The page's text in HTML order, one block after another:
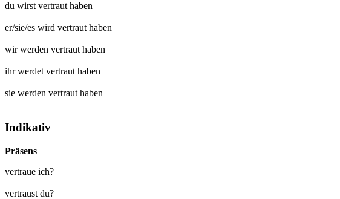
du wirst vertraut haben
er/sie/es wird vertraut haben
wir werden vertraut haben
ihr werdet vertraut haben
sie werden vertraut haben
Indikativ
Präsens
vertraue ich?
vertraust du?